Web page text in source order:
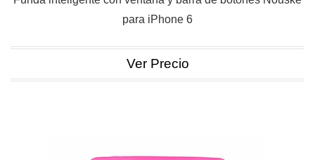
para iPhone 6
Ver Precio